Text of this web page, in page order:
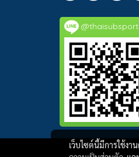
@thaisubsport
เว็บไซต์นี้มีการใช้ง